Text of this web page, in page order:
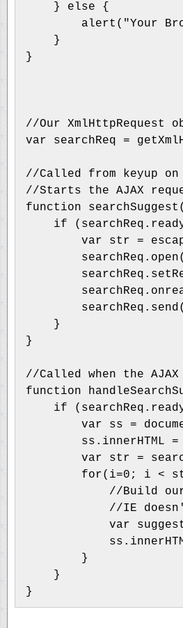
} else {
alert("Your
}
}
//Our XmlHttpRequest
var searchReq =
//Called from keyup
//Starts the AJAX
function
if
var str =
}
}
//Called when the
function
if
var ss =
ss.innerHTML =
var str =
for(i=0; i <
//Build our
//IE doesn't
var suggest
ss.innerHTML
}
}
}